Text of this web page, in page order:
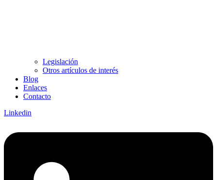
Legislación
Otros artículos de interés
Blog
Enlaces
Contacto
Linkedin